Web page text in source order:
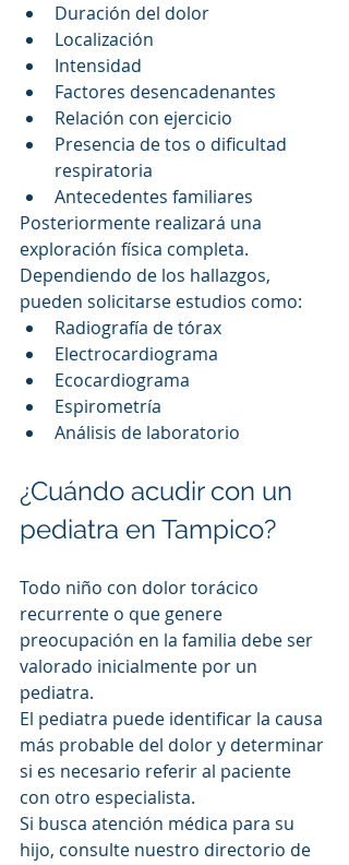
Duración del dolor
Localización
Intensidad
Factores desencadenantes
Relación con ejercicio
Presencia de tos o dificultad
respiratoria
Antecedentes familiares
Posteriormente realizará una
exploración física completa.
Dependiendo de los hallazgos,
pueden solicitarse estudios como:
Radiografía de tórax
Electrocardiograma
Ecocardiograma
Espirometría
Análisis de laboratorio
¿Cuándo acudir con un
pediatra en Tampico?
Todo niño con dolor torácico
recurrente o que genere
preocupación en la familia debe ser
valorado inicialmente por un
pediatra.
El pediatra puede identificar la causa
más probable del dolor y determinar
si es necesario referir al paciente
con otro especialista.
Si busca atención médica para su
hijo, consulte nuestro directorio de